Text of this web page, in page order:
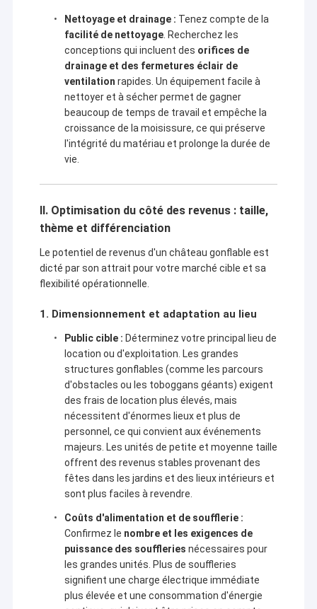
Produits
Contrôle qualité
Contactez-nous
Les affaires
châteaux gonflables
Glissières gonflables
Nettoyage et drainage : Tenez compte de la
facilité de nettoyage. Recherchez les
conceptions qui incluent des orifices de
drainage et des fermetures éclair de
ventilation rapides. Un équipement facile à
nettoyer et à sécher permet de gagner
beaucoup de temps de travail et empêche la
croissance de la moisissure, ce qui préserve
l'intégrité du matériau et prolonge la durée de
vie.
II. Optimisation du côté des revenus : taille,
thème et différenciation
Le potentiel de revenus d'un château gonflable est
dicté par son attrait pour votre marché cible et sa
flexibilité opérationnelle.
1. Dimensionnement et adaptation au lieu
Public cible : Déterminez votre principal lieu de
location ou d'exploitation. Les grandes
structures gonflables (comme les parcours
d'obstacles ou les toboggans géants) exigent
des frais de location plus élevés, mais
nécessitent d'énormes lieux et plus de
personnel, ce qui convient aux événements
majeurs. Les unités de petite et moyenne taille
offrent des revenus stables provenant des
fêtes dans les jardins et des lieux intérieurs et
sont plus faciles à revendre.
Coûts d'alimentation et de soufflerie :
Confirmez le nombre et les exigences de
puissance des souffleries nécessaires pour
les grandes unités. Plus de souffleries
signifient une charge électrique immédiate
plus élevée et une consommation d'énergie
Guangzhou Kule Amusement Equipment
Co.,Ltd
marque à Guangzhou, en Chine, avec près d'une décennie
gonflables. Fondée en 2016, son usine de 6 000㎡ présente une
disposition à grande échelle et rationnelle. Intégrant la R&D, la
production et les ventes, l'entreprise rassemble les meilleurs
concepteurs de jouets gonflables qui dotent les produits d'une
vitalité éclatante grâce à une ingéniosité créative, ainsi que des
couturiers hautement qualifiés démontrant leur
professionnalisme à chaque point et des soudeurs
expérimentés assurant une parfaite étanchéité des produits.
Défendant les valeurs fondamentales de "l'intégrité, le service,
la qualité et le gagnant-gagnant", Kule continue de progresser
et de fournir des produits et services de qualité supérieure à
Les produits gonflables de Kule sont très diversifiés :
- Les châteaux gonflables créent une atmosphère de conte de
fées de rêve pour les enfants.
- Les toboggans gonflables et les toboggans aquatiques
palpitants offrent des expériences excitantes (ces derniers
sont parfaits pour se rafraîchir dans les éclaboussures).